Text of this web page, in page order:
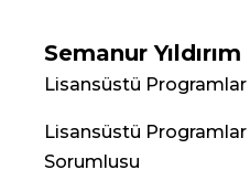
Semanur Yıldırım
Lisansüstü
Lisansüstü
Sorumlusu